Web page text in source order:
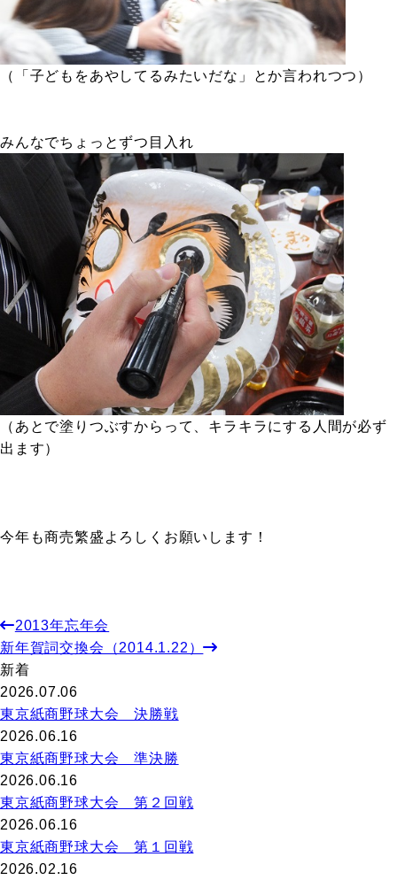
（「子どもをあやしてるみたいだな」とか言われつつ）
みんなでちょっとずつ目入れ
（あとで塗りつぶすからって、キラキラにする人間が必ず
出ます）
今年も商売繁盛よろしくお願いします！
2013年忘年会
新年賀詞交換会（2014.1.22）
新着
2026.07.06
東京紙商野球大会 決勝戦
2026.06.16
東京紙商野球大会 準決勝
2026.06.16
東京紙商野球大会 第２回戦
2026.06.16
東京紙商野球大会 第１回戦
2026.02.16